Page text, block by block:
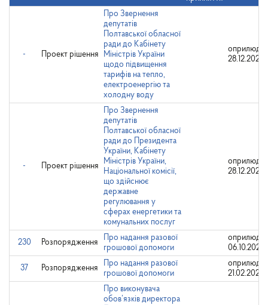
- Проект рішення
Про Звернення
депутатів
Полтавської обласної
ради до Кабінету
Міністрів України
щодо підвищення
тарифів на тепло,
електроенергію та
холодну воду
28.12.2020
- Проект рішення
Про Звернення
депутатів
Полтавської обласної
ради до Президента
України, Кабінету
Міністрів України,
Національної комісії,
що здійснює
державне
регулювання у
сферах енергетики та
комунальних послуг
28.12.2020
230 Розпорядження
Про надання разової
грошової допомоги
06.10.2022
37 Розпорядження
Про надання разової
грошової допомоги
21.02.2023
Про виконувача
обов’язків директора